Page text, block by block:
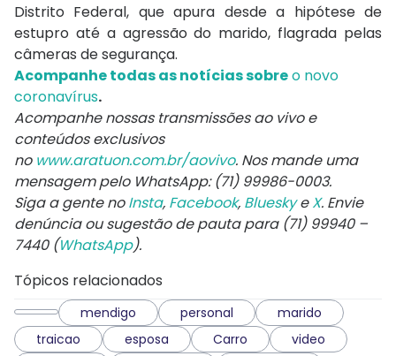
Distrito Federal, que apura desde a hipótese de
estupro até a agressão do marido, flagrada pelas
câmeras de segurança.
Acompanhe todas as notícias sobreo novo
coronavírus.
Acompanhe nossas transmissões ao vivo e
conteúdos exclusivos
no www.aratuon.com.br/aovivo. Nos mande uma
mensagem pelo WhatsApp: (71) 99986-0003.
Siga a gente noInsta, Facebook, BlueskyeX. Envie
denúncia ou sugestão de pauta para (71) 99940 –
7440 (WhatsApp).
Tópicos relacionados
mendigo personal
marido
traicao
esposa Carro
video